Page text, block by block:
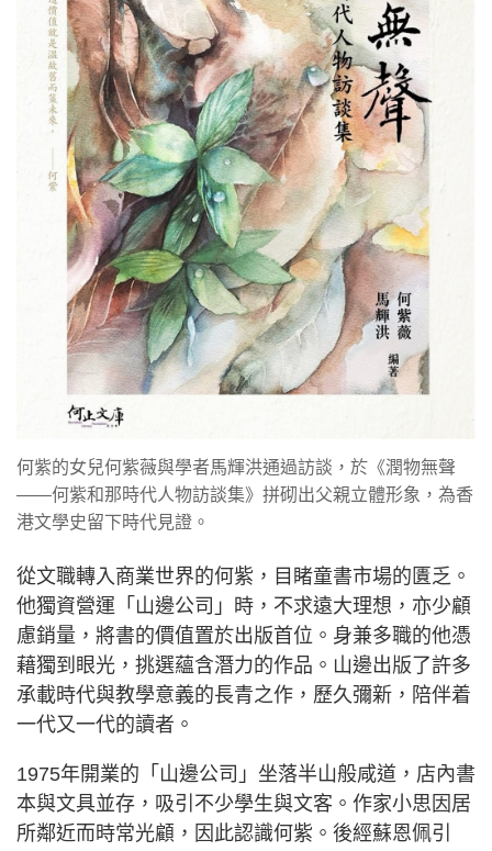
何紫的女兒何紫薇與學者馬輝洪通過訪談，於《潤物無聲
——何紫和那時代人物訪談集》拼砌出父親立體形象，為香
港文學史留下時代見證。
從文職轉入商業世界的何紫，目睹童書市場的匱乏。
他獨資營運「山邊公司」時，不求遠大理想，亦少顧
慮銷量，將書的價值置於出版首位。身兼多職的他憑
藉獨到眼光，挑選蘊含潛力的作品。山邊出版了許多
承載時代與教學意義的長青之作，歷久彌新，陪伴着
一代又一代的讀者。
1975年開業的「山邊公司」坐落半山般咸道，店內書
本與文具並存，吸引不少學生與文客。作家小思因居
所鄰近而時常光顧，因此認識何紫。後經蘇恩佩引